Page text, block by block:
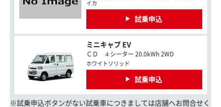
イカ
試乗申込
ミニキャブ EV
ＣＤ ４シーター 20.0kWh 2WD
ホワイトソリッド
試乗申込
※試乗申込ボタンがない試乗車につきましては店舗へお問合せく